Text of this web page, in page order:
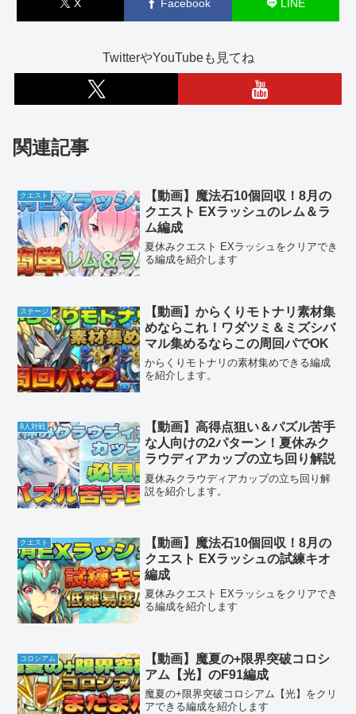
X Facebook LINE
TwitterやYouTubeも見てね
関連記事
クエスト
【動画】魔法石10個回収！8月の
クエスト EXラッシュのレム＆ラ
ム編成
夏休みクエスト EXラッシュをクリアでき
る編成を紹介します
ステージ
【動画】からくりモトナリ素材集
めならこれ！ワダツミ＆ミズシバ
マル集めるならこの周回パでOK
からくりモトナリの素材集めできる編成
を紹介します。
8人対戦
【動画】高得点狙い＆パズル苦手
な人向けの2パターン！夏休みク
ラウディアカップの立ち回り解説
夏休みクラウディアカップの立ち回り解
説を紹介します。
クエスト
【動画】魔法石10個回収！8月の
クエスト EXラッシュの試練キオ
編成
夏休みクエスト EXラッシュをクリアでき
る編成を紹介します
コロシアム
【動画】魔夏の+限界突破コロシ
アム【光】のF91編成
魔夏の+限界突破コロシアム【光】をクリ
アできる編成を紹介します